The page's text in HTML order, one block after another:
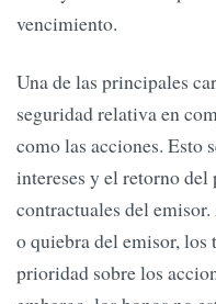
vencimiento.
Una de las principales
seguridad relativa en
como las acciones. Esto
intereses y el retorno
contractuales del
o quiebra del emisor, los
prioridad sobre los